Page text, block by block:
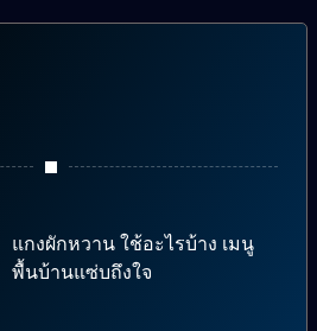
แกงผักหวาน ใช้อะไรบ้าง เมนู
พื้นบ้านแซ่บถึงใจ